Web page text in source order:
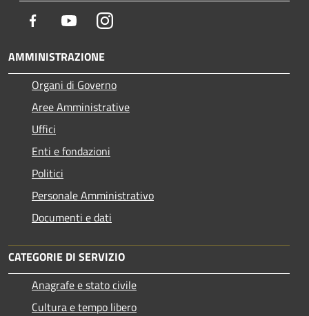
Facebook YoutubeInstagram
AMMINISTRAZIONE
Organi di Governo
Aree Amministrative
Uffici
Enti e fondazioni
Politici
Personale Amministrativo
Documenti e dati
CATEGORIE DI SERVIZIO
Anagrafe e stato civile
Cultura e tempo libero